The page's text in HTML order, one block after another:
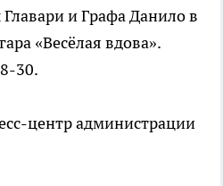
и Графа Данило в
«Весёлая вдова».
30.
центр администрации